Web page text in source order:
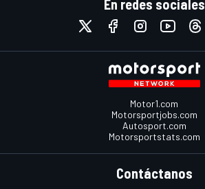
En redes sociales
Motor1.com
Motorsportjobs.com
Autosport.com
Motorsportstats.com
Contáctanos